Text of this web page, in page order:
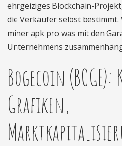
ehrgeiziges Blockchain-
die Verkäufer selbst bestimmt.
miner apk pro was mit den
Unternehmens
Bogecoin (BOGE):
Grafiken,